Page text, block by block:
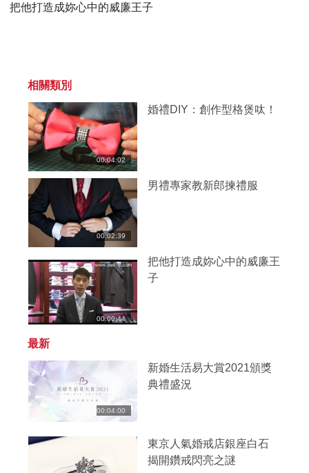
把他打造成妳心中的威廉王子
相關類別
00:04:02
婚禮DIY：創作型格煲呔！
00:02:39
男禮專家教新郎揀禮服
00:00:44
把他打造成妳心中的威廉王
子
最新
00:04:00
新婚生活易大賞2021頒獎
典禮盛況
東京人氣婚戒店銀座白石
揭開鑽戒閃亮之謎